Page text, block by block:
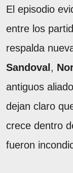
El episodio
entre los
respalda
Sandoval ,
antiguos
dejan claro
crece dentro
fueron